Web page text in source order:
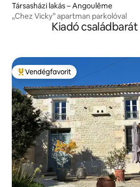
Társasházi lakás – Angoulême
„Chez Vicky” apartman parkolóval
Kiadó
Kiemelt vendégfavorit
Vendégfavorit